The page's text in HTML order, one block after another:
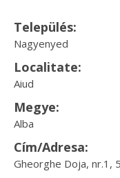
Település:
Nagyenyed
Localitate:
Aiud
Megye:
Alba
Cím/Adresa:
Gheorghe Doja, nr.1,